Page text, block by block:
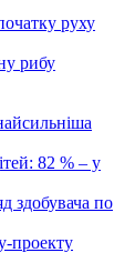
руху
рибу
82 % – у
здобувача по
проекту